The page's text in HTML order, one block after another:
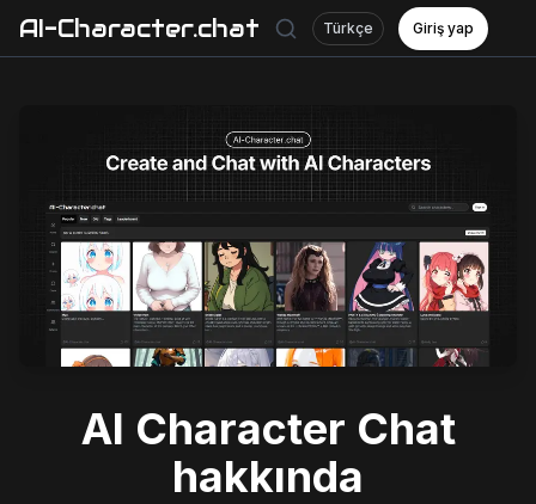
AI-Character.chat Türkçe Giriş yap
AI Character Chat
hakkında